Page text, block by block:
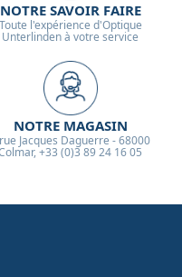
NOTRE SAVOIR FAIRE
Toute l'expérience d'Optique
Unterlinden à votre service
NOTRE MAGASIN
Jacques Daguerre - 68000
+33 (0)3 89 24 16 05